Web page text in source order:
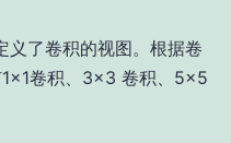
义了卷积的视图。根据卷
卷积、3×3 卷积、5×5